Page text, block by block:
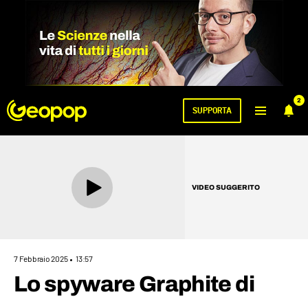
2
SUPPORTA
VIDEO SUGGERITO
7 Febbraio 2025 13:57
Lo spyware Graphite di